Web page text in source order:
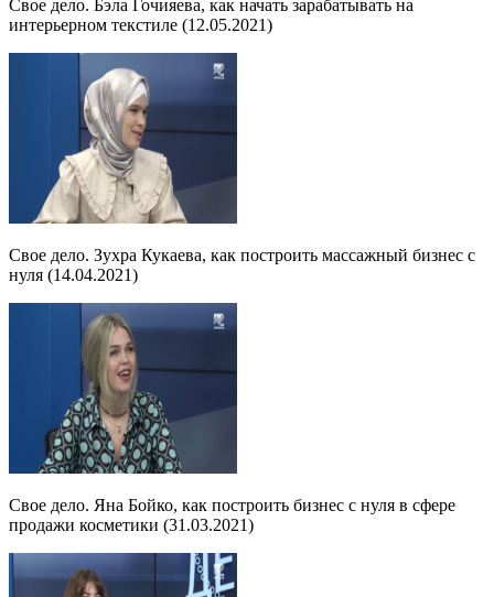
Свое дело. Бэла Гочияева, как начать зарабатывать на
интерьерном текстиле (12.05.2021)
Свое дело. Зухра Кукаева, как построить массажный бизнес с
нуля (14.04.2021)
Свое дело. Яна Бойко, как построить бизнес с нуля в сфере
продажи косметики (31.03.2021)